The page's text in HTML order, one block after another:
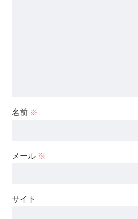
名前 ※
メール ※
サイト